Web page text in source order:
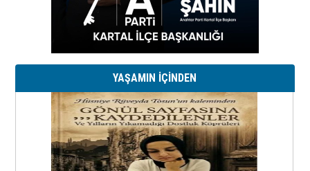
YAŞAMIN İÇİNDEN